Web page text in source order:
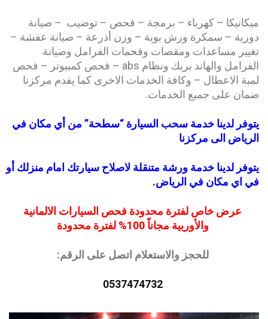
ميكانيكا – كهرباء – برمجة – فحص – توضيب – صيانة
دورية – سمكرة ورش بوية – وزن أذرعة – صيانة عفشة –
تغيير مساعدات ومقصات وفحمات الفرامل وصيانة
الفرامل والهاند بريك ونظام abs – فحص كمبيوتر – فحص
لمبة الاعطال – وكافة الخدمات الاخرى كما يقدم مركزنا
ضمان على جميع الخدمات.
يتوفر لدينا خدمة سحب السيارة “سطحة” من أي مكان في
الرياض الى مركزنا
يتوفر لدينا خدمة ورشة متنقلة لاصلاح سيارتك امام منزلك أو
في اي مكان في الرياض.
عرض خاص لفترة محدودة فحص السيارات الالمانية
والأوربية مجاناً 100% لفترة محدودة
للحجز والاستعلام اتصل على الرقم:
0537474732